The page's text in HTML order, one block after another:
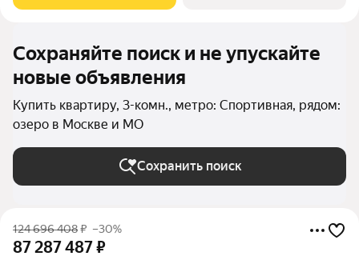
Сохраняйте поиск и не упускайте
новые объявления
Купить квартиру, 3-комн., метро: Спортивная, рядом:
озеро в Москве и МО
Сохранить поиск
124 696 408₽ –30%
87 287 487₽